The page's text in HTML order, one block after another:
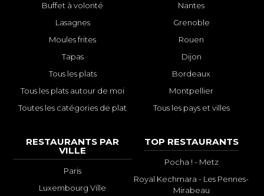
Buffet à volonté
Lasagnes
Moules frites
Tapas
Tous les plats
Tous les plats autour de moi
Toutes les catégories de plat
Nantes
Grenoble
Rouen
Dijon
Bordeaux
Montpellier
Tous les pays et villes
RESTAURANTS PAR
VILLE
Paris
Luxembourg Ville
TOP RESTAURANTS
Pocha ! - Metz
Royal Kechmara - Les Pennes-
Mirabeau